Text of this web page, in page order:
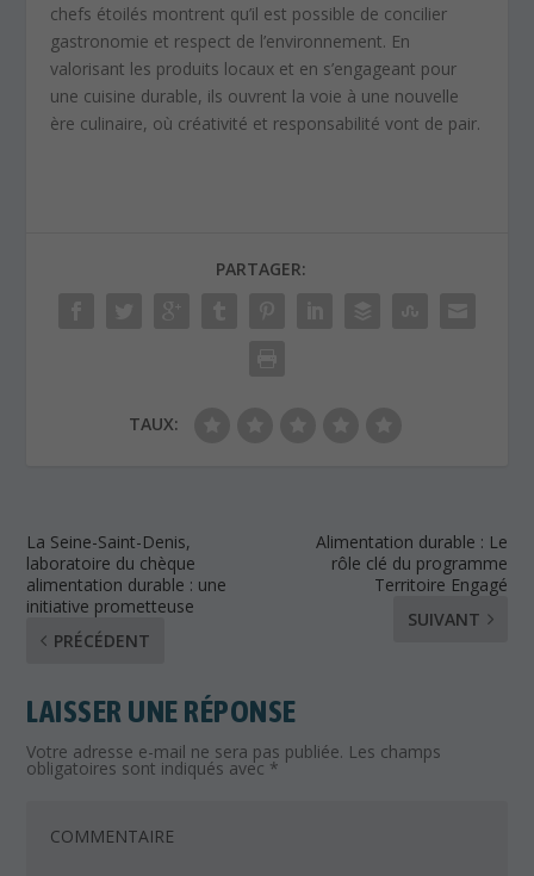
chefs étoilés montrent qu’il est possible de concilier
gastronomie et respect de l’environnement. En
valorisant les produits locaux et en s’engageant pour
une cuisine durable, ils ouvrent la voie à une nouvelle
ère culinaire, où créativité et responsabilité vont de pair.
PARTAGER:
TAUX:
La Seine-Saint-Denis,
laboratoire du chèque
alimentation durable : une
initiative prometteuse
PRÉCÉDENT
Alimentation durable : Le
rôle clé du programme
Territoire Engagé
SUIVANT
LAISSER UNE RÉPONSE
Votre adresse e-mail ne sera pas publiée. Les champs
obligatoires sont indiqués avec *